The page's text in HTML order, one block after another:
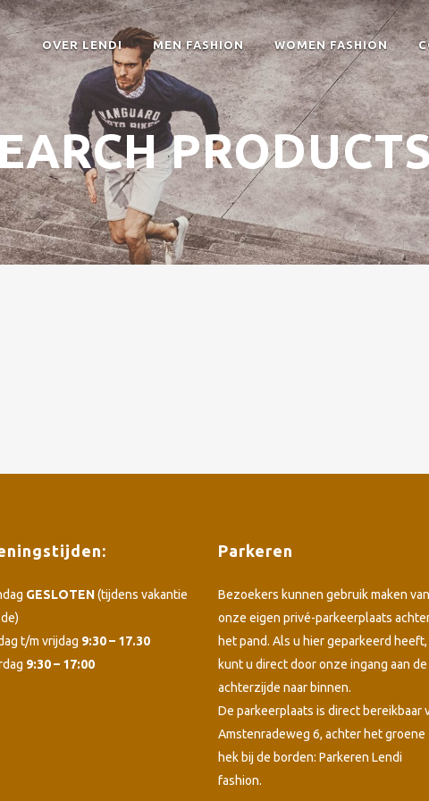
OVER LENDI MEN FASHION WOMEN FASHION
GESLOTEN(tijdens vakantie
t/m vrijdag 9:30 – 17.30
9:30 – 17:00
Parkeren
Bezoekers kunnen gebruik maken van
onze eigen privé-parkeerplaats
het pand. Als u hier geparkeerd heeft,
kunt u direct door onze ingang aan de
achterzijde naar binnen.
De parkeerplaats is direct bereikbaar
Amstenradeweg 6, achter het groene
hek bij de borden: Parkeren Lendi
fashion.